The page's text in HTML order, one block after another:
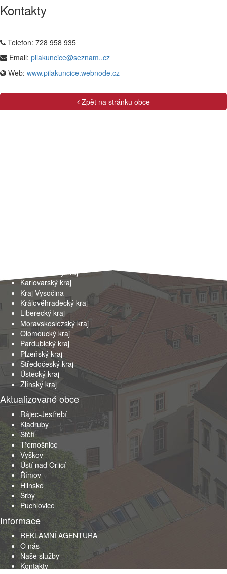
Kontakty
Telefon: 728 958 935
Email: pilakuncice@seznam..cz
Web: www.pilakuncice.webnode.cz
Zpět na stránku obce
Jihomoravský kraj
Karlovarský kraj
Kraj Vysočina
Královéhradecký kraj
Liberecký kraj
Moravskoslezský kraj
Olomoucký kraj
Pardubický kraj
Plzeňský kraj
Středočeský kraj
Ústecký kraj
Zlínský kraj
Aktualizované obce
Rájec-Jestřebí
Kladruby
Štětí
Třemošnice
Vyškov
Ústí nad Orlicí
Římov
Hlinsko
Srby
Puchlovice
Informace
REKLAMNÍ AGENTURA
O nás
Naše služby
Kontakty